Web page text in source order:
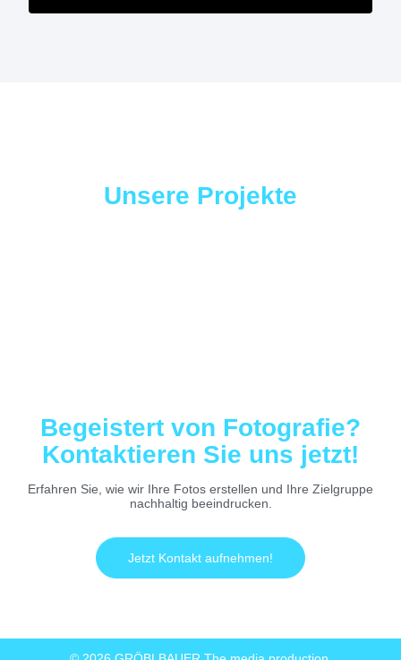
Unsere Projekte
Begeistert von Fotografie?
Kontaktieren Sie uns jetzt!
Erfahren Sie, wie wir Ihre Fotos erstellen und Ihre Zielgruppe
nachhaltig beeindrucken.
Jetzt Kontakt aufnehmen!